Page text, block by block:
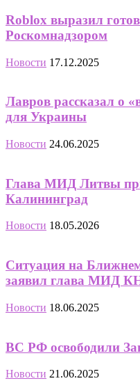
Roblox выразил
Роскомнадзором
Новости 17.12.2025
Лавров рассказал о
для Украины
Новости 24.06.2025
Глава МИД Литвы
Калининград
Новости 18.05.2026
Ситуация на Ближнем
заявил глава МИД
Новости 18.06.2025
ВС РФ освободили
Новости 21.06.2025